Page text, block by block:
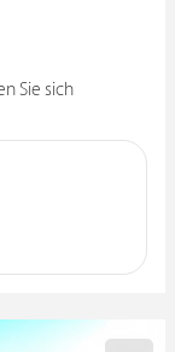
Sie sich